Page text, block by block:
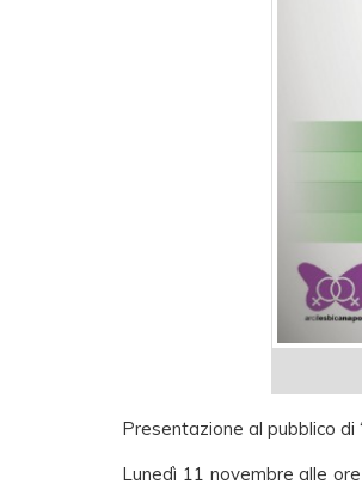
Presentazione al pubblico di
Lunedì 11 novembre alle